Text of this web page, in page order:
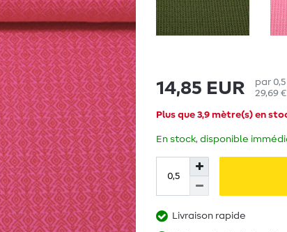
14,85 EUR par 0,5
29,69
Plus que 3,9 mètre(s) en
En stock, disponible
Livraison rapide